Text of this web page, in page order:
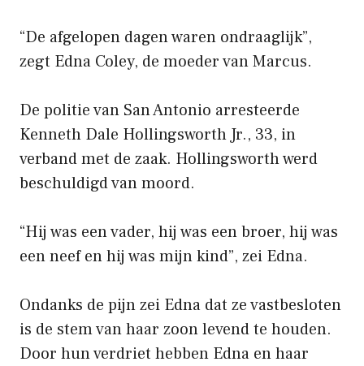
“De afgelopen dagen waren ondraaglijk”,
zegt Edna Coley, de moeder van Marcus.
De politie van San Antonio arresteerde
Kenneth Dale Hollingsworth Jr., 33, in
verband met de zaak. Hollingsworth werd
beschuldigd van moord.
“Hij was een vader, hij was een broer, hij was
een neef en hij was mijn kind”, zei Edna.
Ondanks de pijn zei Edna dat ze vastbesloten
is de stem van haar zoon levend te houden.
Door hun verdriet hebben Edna en haar